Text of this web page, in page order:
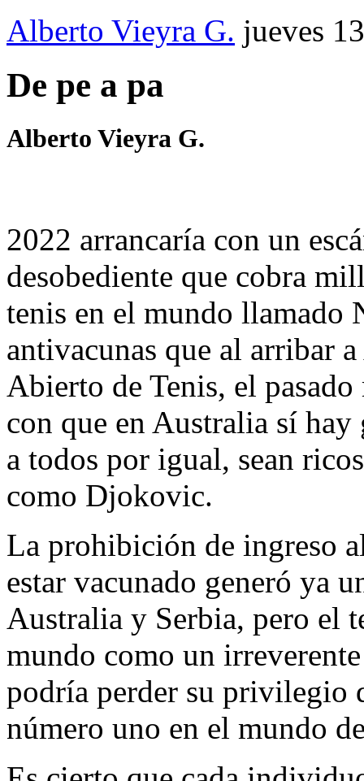
Alberto Vieyra G. jueves
De pe a pa
Alberto Vieyra G.
2022 arrancaría con un
desobediente que cobra
tenis en el mundo
antivacunas que al arribar
Abierto de Tenis, el
con que en Australia sí
a todos por igual, sean
como Djokovic.
La prohibición de ingreso
estar vacunado generó ya
Australia y Serbia, pero el
mundo como un
podría perder su privilegio
número uno en el mundo